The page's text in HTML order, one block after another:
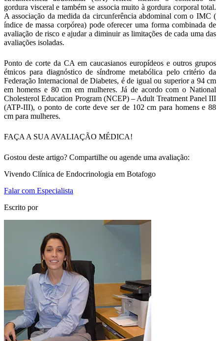
gordura visceral e também se associa muito à gordura corporal total.
A associação da medida da circunferência abdominal com o IMC (
índice de massa corpórea) pode oferecer uma forma combinada de
avaliação de risco e ajudar a diminuir as limitações de cada uma das
avaliações isoladas.
Ponto de corte da CA em caucasianos europídeos e outros grupos
étnicos para diagnóstico de síndrome metabólica pelo critério da
Federação Internacional de Diabetes, é de igual ou superior a 94 cm
em homens e 80 cm em mulheres. Já de acordo com o National
Cholesterol Education Program (NCEP) – Adult Treatment Panel III
(ATP-III), o ponto de corte deve ser de 102 cm para homens e 88
cm para mulheres.
FAÇA A SUA AVALIAÇÃO MÉDICA!
Gostou deste artigo? Compartilhe ou agende uma avaliação:
Vivendo Clínica de Endocrinologia em Botafogo
Falar com Especialista
Escrito por